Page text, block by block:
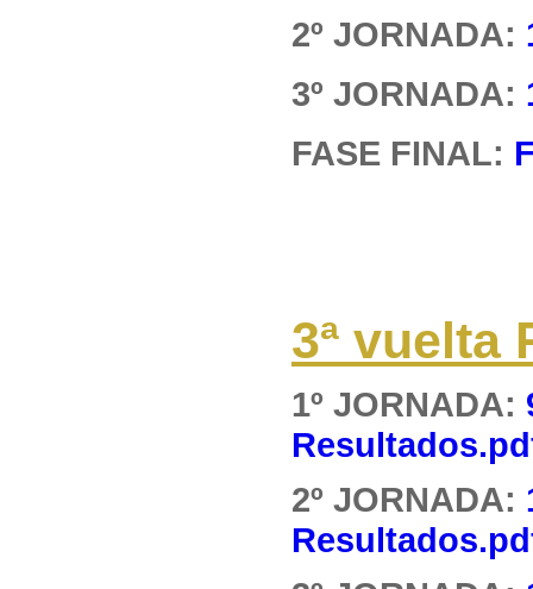
2º JORNADA:
3º JORNADA:
FASE FINAL:
3ª vuelta
1º JORNADA:
2º JORNADA: